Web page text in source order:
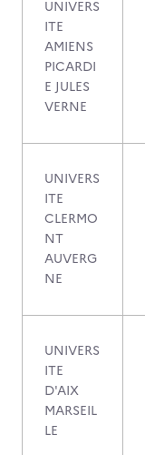
UNIVERS
ITE
AMIENS
PICARDI
E JULES
VERNE
UNIVERS
ITE
CLERMO
NT
AUVERG
NE
UNIVERS
ITE
D'AIX
MARSEIL
LE